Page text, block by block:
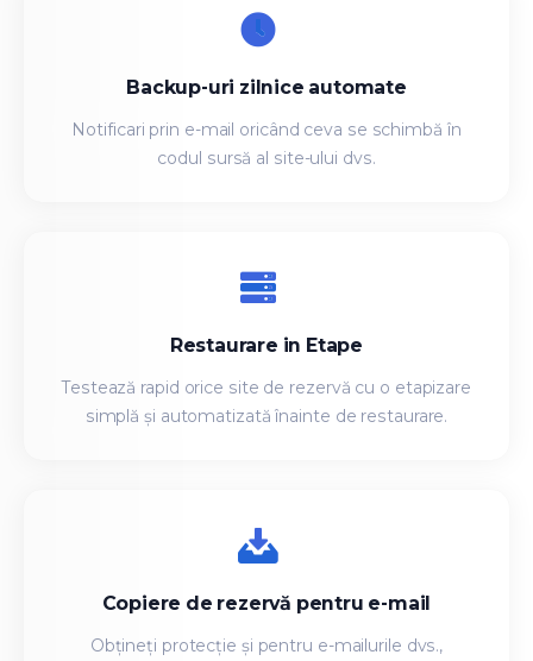
Backup-uri zilnice automate
Notificari prin e-mail oricând ceva se schimbă în
codul sursă al site-ului dvs.
Restaurare in Etape
Testează rapid orice site de rezervă cu o etapizare
simplă și automatizată înainte de restaurare.
Copiere de rezervă pentru e-mail
Obțineți protecție și pentru e-mailurile dvs.,